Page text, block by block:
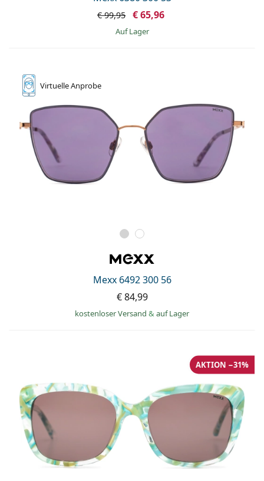
€ 99,95 € 65,96
auf Lager
VirtuelleAnprobe
Mexx 6492 300 56
€ 84,99
kostenloser Versand & auf Lager
AKTION −31%